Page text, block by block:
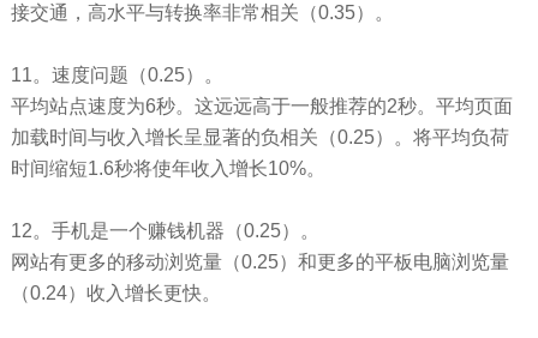
接交通，高水平与转换率非常相关（0.35）。
11。速度问题（0.25）。
平均站点速度为6秒。这远远高于一般推荐的2秒。平均页面
加载时间与收入增长呈显著的负相关（0.25）。将平均负荷
时间缩短1.6秒将使年收入增长10%。
12。手机是一个赚钱机器（0.25）。
网站有更多的移动浏览量（0.25）和更多的平板电脑浏览量
（0.24）收入增长更快。